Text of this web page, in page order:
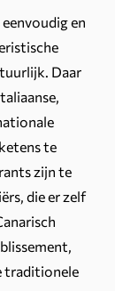
en
Daar
te
zijn te
die er zelf
traditionele